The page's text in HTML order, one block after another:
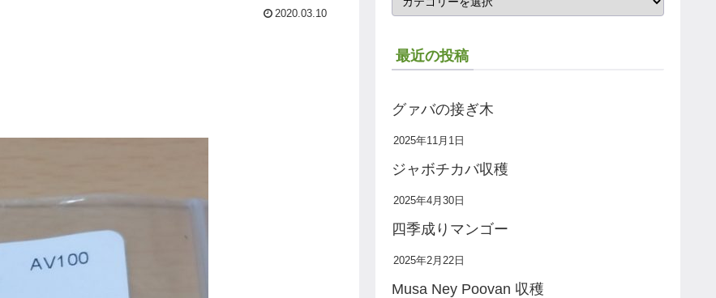
2020.03.10
最近の投稿
グァバの接ぎ木
2025年11月1日
ジャボチカバ収穫
2025年4月30日
四季成りマンゴー
2025年2月22日
Musa Ney Poovan 収穫